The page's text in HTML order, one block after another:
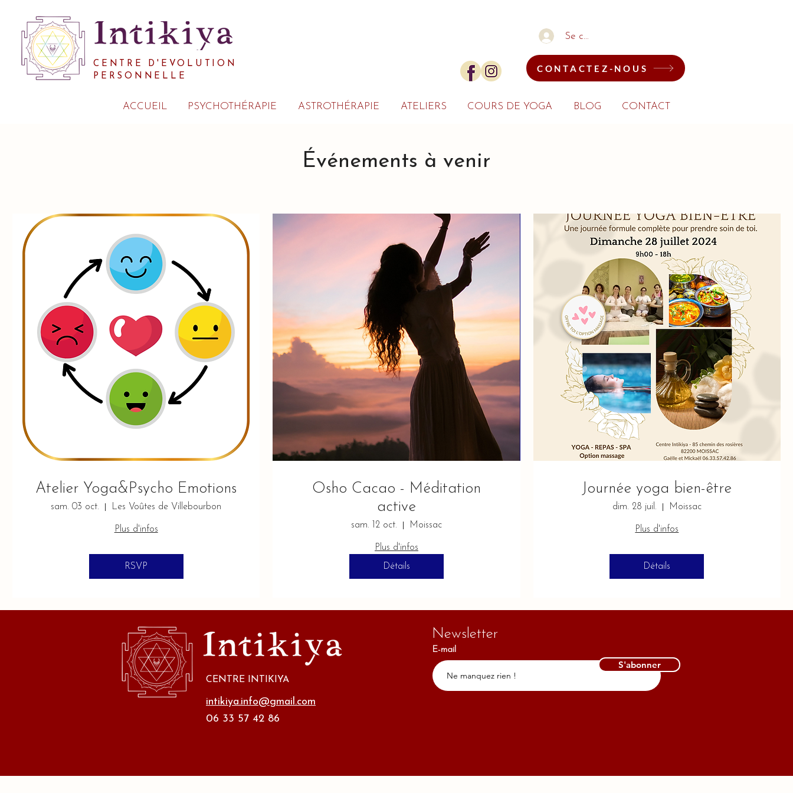
CENTRE D'EVOLUTION
PERSONNELLE
Se connecter
CONTACTEZ-NOUS
ACCUEIL PSYCHOTHÉRAPIE ASTROTHÉRAPIE ATELIERS COURS DE YOGA BLOG CONTACT
Événements à venir
Atelier Yoga&Psycho Emotions
sam. 03 oct. Les Voûtes de Villebourbon
Plus d'infos
RSVP
Osho Cacao - Méditation
active
sam. 12 oct. Moissac
Plus d'infos
Détails
Journée yoga bien-être
dim. 28 juil. Moissac
Plus d'infos
Détails
CENTRE INTIKIYA
intikiya.info@gmail.com
06 33 57 42 86
Newsletter
E-mail
S'abonner